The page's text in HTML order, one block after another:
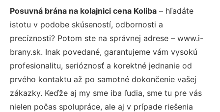
Posuvná brána na kolajnici cena Koliba – hľadáte
istotu v podobe skúseností, odbornosti a
precíznosti? Potom ste na správnej adrese – www.i-
brany.sk. Inak povedané, garantujeme vám vysokú
profesionalitu, serióznosť a korektné jednanie od
prvého kontaktu až po samotné dokončenie vašej
zákazky. Keďže aj my sme iba ľudia, sme tu pre vás
nielen počas spolupráce, ale aj v prípade riešenia